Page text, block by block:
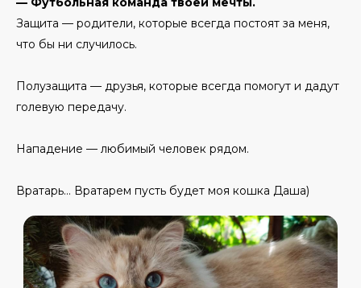
Защита — родители, которые всегда постоят за меня,
что бы ни случилось.
Полузащита — друзья, которые всегда помогут и дадут
голевую передачу.
Нападение — любимый человек рядом.
Вратарь… Вратарем пусть будет моя кошка Даша)